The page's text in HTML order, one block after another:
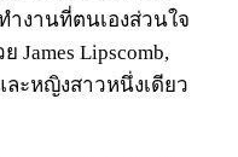
ำงานที่ตนเองส่วนใจ
James Lipscomb,
ละหญิงสาวหนึ่งเดียว